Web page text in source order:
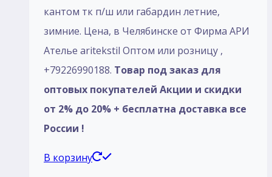
кантом тк п/ш или габардин летние,
зимние. Цена, в Челябинске от Фирма АРИ
Ателье aritekstil Оптом или розницу ,
+79226990188. Товар под заказ для
оптовых покупателей Акции и скидки
от 2% до 20% + бесплатна доставка все
России !
В корзину